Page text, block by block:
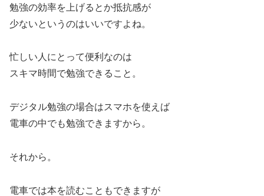
勉強の効率を上げるとか抵抗感が
少ないというのはいいですよね。
忙しい人にとって便利なのは
スキマ時間で勉強できること。
デジタル勉強の場合はスマホを使えば
電車の中でも勉強できますから。
それから。
電車では本を読むこともできますが